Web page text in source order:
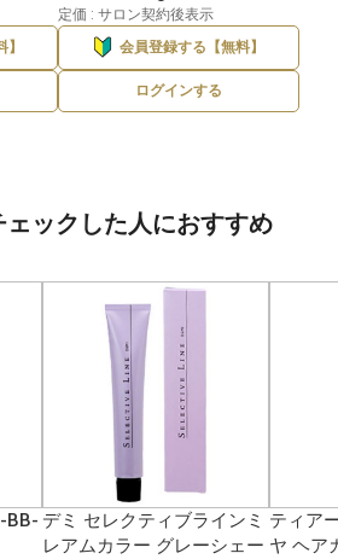
定価 : サロン契約後表示
会員登録する【無料】
ログインする
ェックした人におすすめ
BB- デミ セレクティブラインミ
レアムカラー グレーシェー
ティア
ヤ ヘア